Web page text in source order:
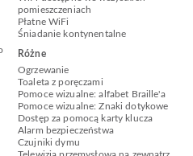
pomieszczeniach
Płatne WiFi
Śniadanie kontynentalne
Różne
Ogrzewanie
Toaleta z poręczami
Pomoce wizualne: alfabet Braille'a
Pomoce wizualne: Znaki dotykowe
Dostęp za pomocą karty klucza
Alarm bezpieczeństwa
Czujniki dymu